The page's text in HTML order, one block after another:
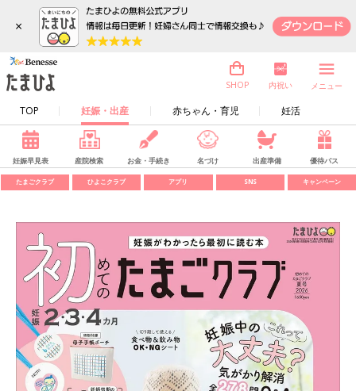
×
TOP 妊娠・出産 赤ちゃん・育児 妊活
SHOP 内祝い メニュー
妊娠早見表 産院検索 お金・手続き 名づけ 出産準備 優待パス
たまごクラブ ひよこクラブ アプリ SNS キャンペーン